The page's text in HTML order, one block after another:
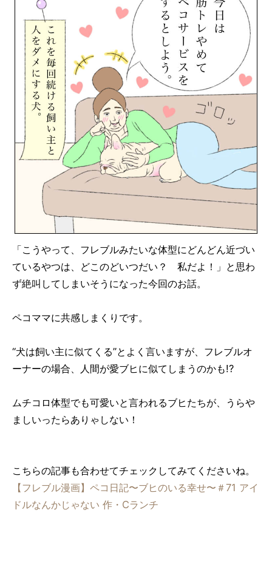
「こうやって、フレブルみたいな体型にどんどん近づい
ているやつは、どこのどいつだい？ 私だよ！」と思わ
ず絶叫してしまいそうになった今回のお話。
ペコママに共感しまくりです。
“犬は飼い主に似てくる”とよく言いますが、フレブルオ
ーナーの場合、人間が愛ブヒに似てしまうのかも!?
ムチコロ体型でも可愛いと言われるブヒたちが、うらや
ましいったらありゃしない！
こちらの記事も合わせてチェックしてみてくださいね。
【フレブル漫画】ペコ日記〜ブヒのいる幸せ〜＃71 アイ
ドルなんかじゃない 作・Cランチ